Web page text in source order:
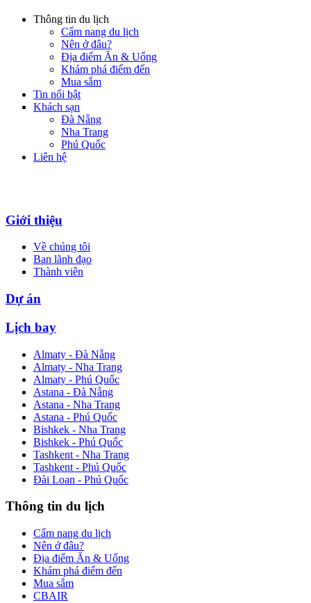
Thông tin du lịch
Cẩm nang du lịch
Nên ở đâu?
Địa điểm Ăn & Uống
Khám phá điểm đến
Mua sắm
Tin nổi bật
Khách sạn
Đà Nẵng
Nha Trang
Phú Quốc
Liên hệ
Giới thiệu
Về chúng tôi
Ban lãnh đạo
Thành viên
Dự án
Lịch bay
Almaty - Đà Nẵng
Almaty - Nha Trang
Almaty - Phú Quốc
Astana - Đà Nẵng
Astana - Nha Trang
Astana - Phú Quốc
Bishkek - Nha Trang
Bishkek - Phú Quốc
Tashkent - Nha Trang
Tashkent - Phú Quốc
Đài Loan - Phú Quốc
Thông tin du lịch
Cẩm nang du lịch
Nên ở đâu?
Địa điểm Ăn & Uống
Khám phá điểm đến
Mua sắm
CBAIR